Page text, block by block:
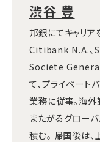
渋谷 豊
邦銀にてキャリ
Citibank N.A.、
Societe
て、プライベート
業務に従事。海
またがるグロー
積む。 帰国後は